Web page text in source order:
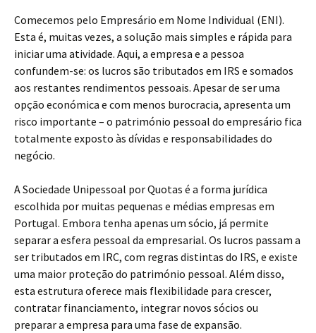
Comecemos pelo Empresário em Nome Individual (ENI).
Esta é, muitas vezes, a solução mais simples e rápida para
iniciar uma atividade. Aqui, a empresa e a pessoa
confundem-se: os lucros são tributados em IRS e somados
aos restantes rendimentos pessoais. Apesar de ser uma
opção económica e com menos burocracia, apresenta um
risco importante – o património pessoal do empresário fica
totalmente exposto às dívidas e responsabilidades do
negócio.
A Sociedade Unipessoal por Quotas é a forma jurídica
escolhida por muitas pequenas e médias empresas em
Portugal. Embora tenha apenas um sócio, já permite
separar a esfera pessoal da empresarial. Os lucros passam a
ser tributados em IRC, com regras distintas do IRS, e existe
uma maior proteção do património pessoal. Além disso,
esta estrutura oferece mais flexibilidade para crescer,
contratar financiamento, integrar novos sócios ou
preparar a empresa para uma fase de expansão.